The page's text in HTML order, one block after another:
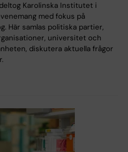
Karolinska Institutet i
med fokus på
Här samlas politiska partier,
universitet och
diskutera aktuella frågor